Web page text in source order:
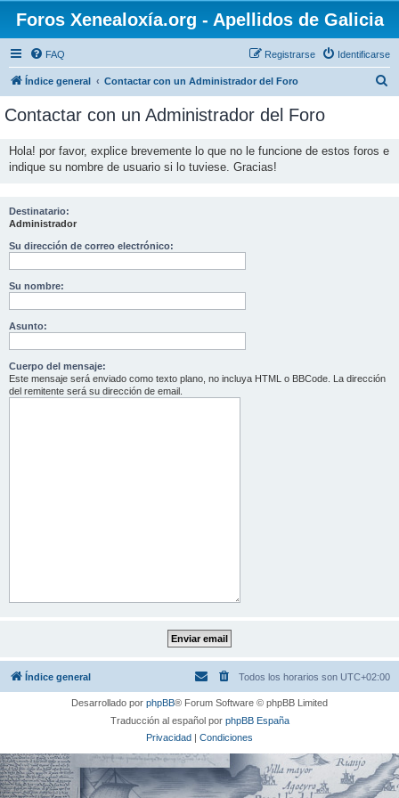
Foros Xenealoxía.org - Apellidos de Galicia
FAQ Identificarse
Registrarse
Índice general Contactar con un Administrador del Foro
Contactar con un Administrador del Foro
Hola! por favor, explice brevemente lo que no le funcione de estos foros e
indique su nombre de usuario si lo tuviese. Gracias!
Destinatario:
Administrador
Su dirección de correo electrónico:
Su nombre:
Asunto:
Cuerpo del mensaje:
Este mensaje será enviado como texto plano, no incluya HTML o BBCode. La dirección
del remitente será su dirección de email.
Índice general Todos los horarios son UTC+02:00
Desarrollado por phpBB® Forum Software © phpBB Limited
Traducción al español por phpBB España
Privacidad | Condiciones